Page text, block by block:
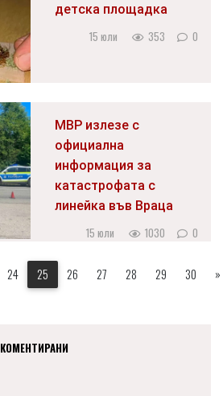
детска площадка
15 юли 353 0
МВР излезе с
официална
информация за
катастрофата с
линейка във Враца
15 юли 1030 0
24 25 26 27 28 29 30 »
КОМЕНТИРАНИ